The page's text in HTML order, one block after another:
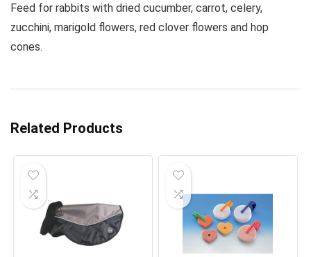
Feed for rabbits with dried cucumber, carrot, celery,
zucchini, marigold flowers, red clover flowers and hop
cones.
Related Products